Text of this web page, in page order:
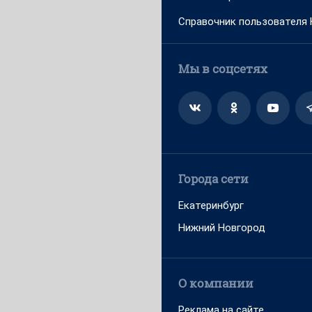
Справочник пользователя
Мы в соцсетях
Города сети
Екатеринбург
Нижний Новгород
О компании